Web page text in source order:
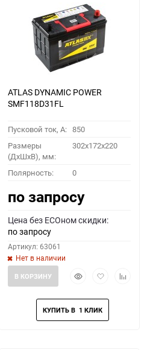
ATLAS DYNAMIC POWER
SMF118D31FL
Пусковой ток, A: 850
Размеры
(ДхШхВ), мм:
302x172x220
Полярность: 0
по запросу
Цена без ECOном скидки:
по запросу
Артикул: 63061
Нет в наличии
БыстрыйДобавить
избранное
Добавить
В КОРЗИНУ